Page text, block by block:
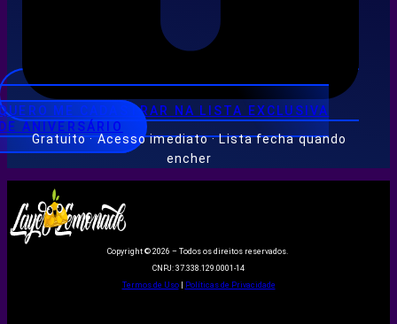
ME CADASTRAR NA LISTA EXCLUSIVA
ANIVERSÁRIO
Gratuito · Acesso imediato · Lista fecha quando
encher
Copyright © 2026 – Todos os direitos reservados.
CNPJ: 37.338.129.0001-14
Termos de Uso| Políticas de Privacidade